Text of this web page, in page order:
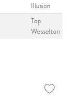
Illusion
Top
Wesselton